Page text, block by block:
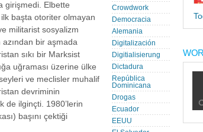
girişmedi. Elbette
ilk başta otoriter olmayan
militarist sosyalizm
bir aşmada
sıkı bir Marksist
uğraması üzerine ülke
ve meclisler muhalif
devriminin
de ilginçti. 1980’lerin
başını çektiği
Crowdwork
Democracia
Alemania
Digitalización
Digitialisierung
Dictadura
República
Dominicana
Drogas
Ecuador
EEUU